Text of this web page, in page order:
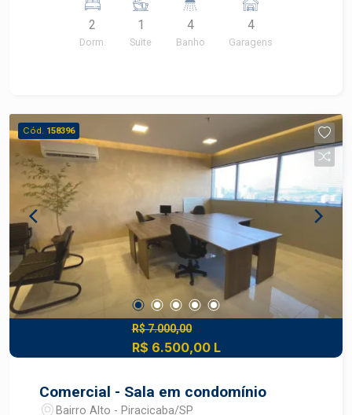
armários planejados, conta com ilha com cooktop;
- Ampla sala 02 ambientes com pé direito alto; -
Área gourmet completa com churrasqueira, forno,
Paisagismo; - Energia Fotovoltáica.
2
Dorm.
1
Suite
4
Banho
4
Garagens
Cód. 158396
R$ 7.000,00
R$ 6.500,00 L
Comercial - Sala em condomínio
Bairro Alto - Piracicaba/SP